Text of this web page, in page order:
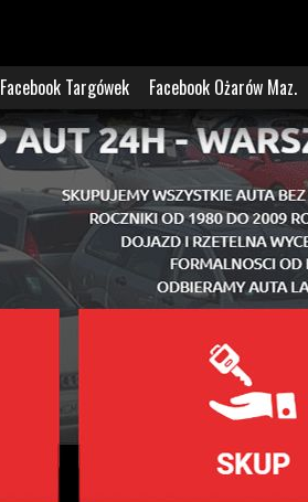
Facebook Targówek Facebook Ożarów Maz.